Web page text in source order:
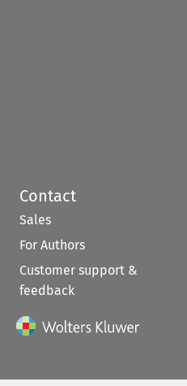
Contact
Sales
For Authors
Customer support &
feedback